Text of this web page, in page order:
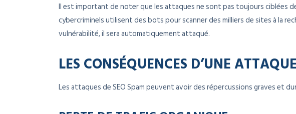
Il est important de noter que les attaques ne sont pas toujours ciblées
cybercriminels utilisent des bots pour scanner des milliers de sites à la
vulnérabilité, il sera automatiquement attaqué.
LES CONSÉQUENCES D’UNE
Les attaques de SEO Spam peuvent avoir des répercussions graves et